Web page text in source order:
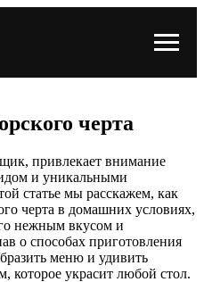
черта
привлекает внимание
и уникальными
статье мы расскажем, как
черта в домашних условиях,
нежным вкусом и
о способах приготовления
меню и удивить
которое украсит любой стол.